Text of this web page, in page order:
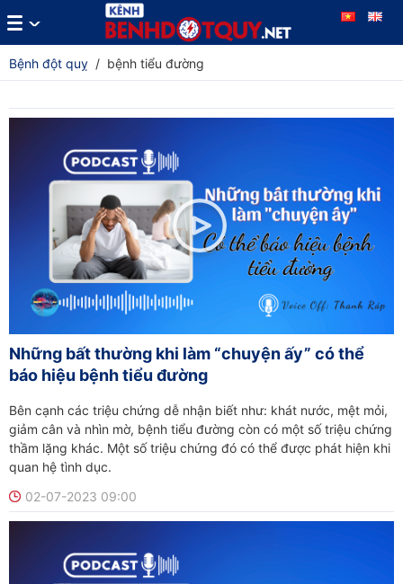
Bệnh đột quỵ / bệnh tiểu đường
Những bất thường khi làm “chuyện ấy” có thể
báo hiệu bệnh tiểu đường
Bên cạnh các triệu chứng dễ nhận biết như: khát nước, mệt mỏi,
giảm cân và nhìn mờ, bệnh tiểu đường còn có một số triệu chứng
thầm lặng khác. Một số triệu chứng đó có thể được phát hiện khi
quan hệ tình dục.
02-07-2023 09:00